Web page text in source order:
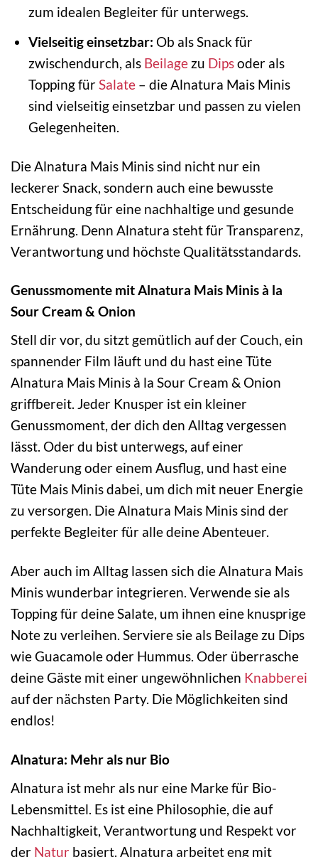
zum idealen Begleiter für unterwegs.
Vielseitig einsetzbar: Ob als Snack für
zwischendurch, als Beilagezu Dipsoder als
Topping für Salate– die Alnatura Mais Minis
sind vielseitig einsetzbar und passen zu vielen
Gelegenheiten.
Die Alnatura Mais Minis sind nicht nur ein
leckerer Snack, sondern auch eine bewusste
Entscheidung für eine nachhaltige und gesunde
Ernährung. Denn Alnatura steht für Transparenz,
Verantwortung und höchste Qualitätsstandards.
Genussmomente mit Alnatura Mais Minis à la
Sour Cream & Onion
Stell dir vor, du sitzt gemütlich auf der Couch, ein
spannender Film läuft und du hast eine Tüte
Alnatura Mais Minis à la Sour Cream & Onion
griffbereit. Jeder Knusper ist ein kleiner
Genussmoment, der dich den Alltag vergessen
lässt. Oder du bist unterwegs, auf einer
Wanderung oder einem Ausflug, und hast eine
Tüte Mais Minis dabei, um dich mit neuer Energie
zu versorgen. Die Alnatura Mais Minis sind der
perfekte Begleiter für alle deine Abenteuer.
Aber auch im Alltag lassen sich die Alnatura Mais
Minis wunderbar integrieren. Verwende sie als
Topping für deine Salate, um ihnen eine knusprige
Note zu verleihen. Serviere sie als Beilage zu Dips
wie Guacamole oder Hummus. Oder überrasche
deine Gäste mit einer ungewöhnlichen Knabberei
auf der nächsten Party. Die Möglichkeiten sind
endlos!
Alnatura: Mehr als nur Bio
Alnatura ist mehr als nur eine Marke für Bio-
Lebensmittel. Es ist eine Philosophie, die auf
Nachhaltigkeit, Verantwortung und Respekt vor
der Natur basiert. Alnatura arbeitet eng mit